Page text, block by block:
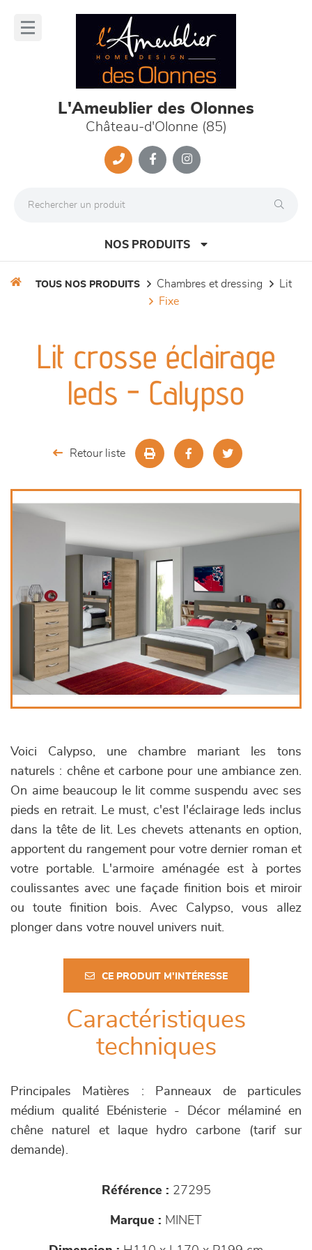
L'Ameublier des Olonnes
Château-d'Olonne (85)
NOS PRODUITS
séjours
meubles de complément
décoration
TOUS NOS PRODUITS chambres et dressing
lit
fixe
Lit crosse éclairage
leds - Calypso
Retour liste
Voici Calypso, une chambre mariant les tons
naturels : chêne et carbone pour une ambiance zen.
On aime beaucoup le lit comme suspendu avec ses
pieds en retrait. Le must, c'est l'éclairage leds inclus
dans la tête de lit. Les chevets attenants en option,
apportent du rangement pour votre dernier roman et
votre portable. L'armoire aménagée est à portes
coulissantes avec une façade finition bois et miroir
ou toute finition bois. Avec Calypso, vous allez
plonger dans votre nouvel univers nuit.
CE PRODUIT M'INTÉRESSE
Caractéristiques
techniques
Principales Matières : Panneaux de particules
médium qualité Ebénisterie - Décor mélaminé en
chêne naturel et laque hydro carbone (tarif sur
demande).
Référence : 27295
Marque : MINET